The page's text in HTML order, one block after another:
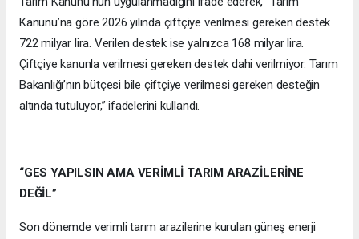
Kanunu’na göre 2026 yılında çiftçiye verilmesi gereken destek
722 milyar lira. Verilen destek ise yalnızca 168 milyar lira.
Çiftçiye kanunla verilmesi gereken destek dahi verilmiyor. Tarım
Bakanlığı’nın bütçesi bile çiftçiye verilmesi gereken desteğin
altında tutuluyor,” ifadelerini kullandı.
“GES YAPILSIN AMA VERİMLİ TARIM ARAZİLERİNE
DEĞİL”
Son dönemde verimli tarım arazilerine kurulan güneş enerji